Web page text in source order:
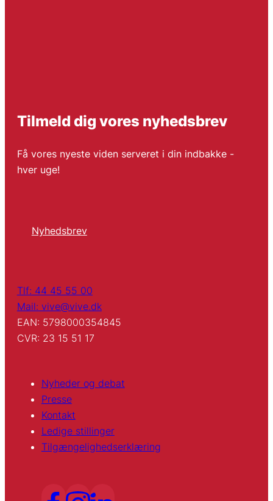
Tilmeld dig vores nyhedsbrev
Få vores nyeste viden serveret i din indbakke -
hver uge!
Nyhedsbrev
Tlf: 44 45 55 00
Mail: vive@vive.dk
EAN: 5798000354845
CVR: 23 15 51 17
Nyheder og debat
Presse
Kontakt
Ledige stillinger
Tilgængelighedserklæring